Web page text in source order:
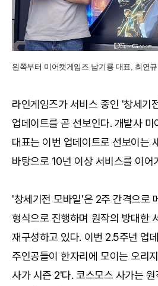
왼쪽부터 미어캣게임즈 남기룡 대표, 최연
라인게임즈가 서비스 중인 '창세기
업데이트를 곧 선보인다. 개발사
대표는 이번 업데이트로 선보이는
바탕으로 10년 이상 서비스를 이어
'창세기전 모바일'은 2주 간격으로
형식으로 진행하며 원작의 방대한
재구성하고 있다. 이번 2.5주년 업
주인공들이 한자리에 모이는 오리
사가 시즌 2'다. 코스모스 사가는 원